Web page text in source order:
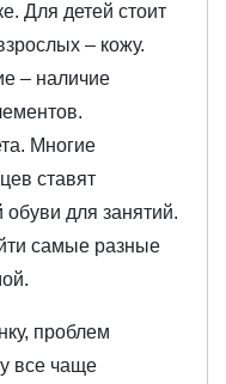
Для детей стоит
– кожу.
– наличие
Многие
ставят
для занятий.
самые разные
проблем
все чаще